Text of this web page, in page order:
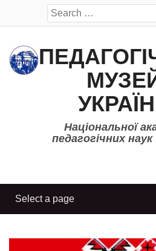
Search
for:
Національної
педагогічних наук